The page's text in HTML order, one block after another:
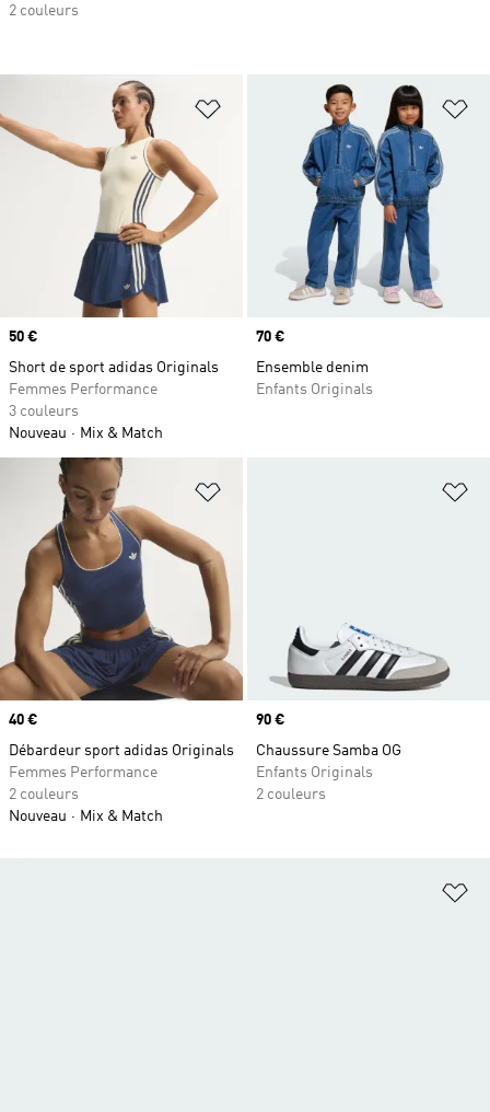
Ajouter à la Liste de produits
Prix
50 €
Short de sport adidas Originals
Femmes Performance
3 couleurs
Nouveau
Mix & Match
Prix
70 €
Ensemble denim
Enfants Originals
Ajouter à la Liste de produits
Prix
40 €
Débardeur sport adidas Originals
Femmes Performance
2 couleurs
Nouveau
Mix & Match
Prix
90 €
Chaussure Samba OG
Enfants Originals
2 couleurs
2 couleurs